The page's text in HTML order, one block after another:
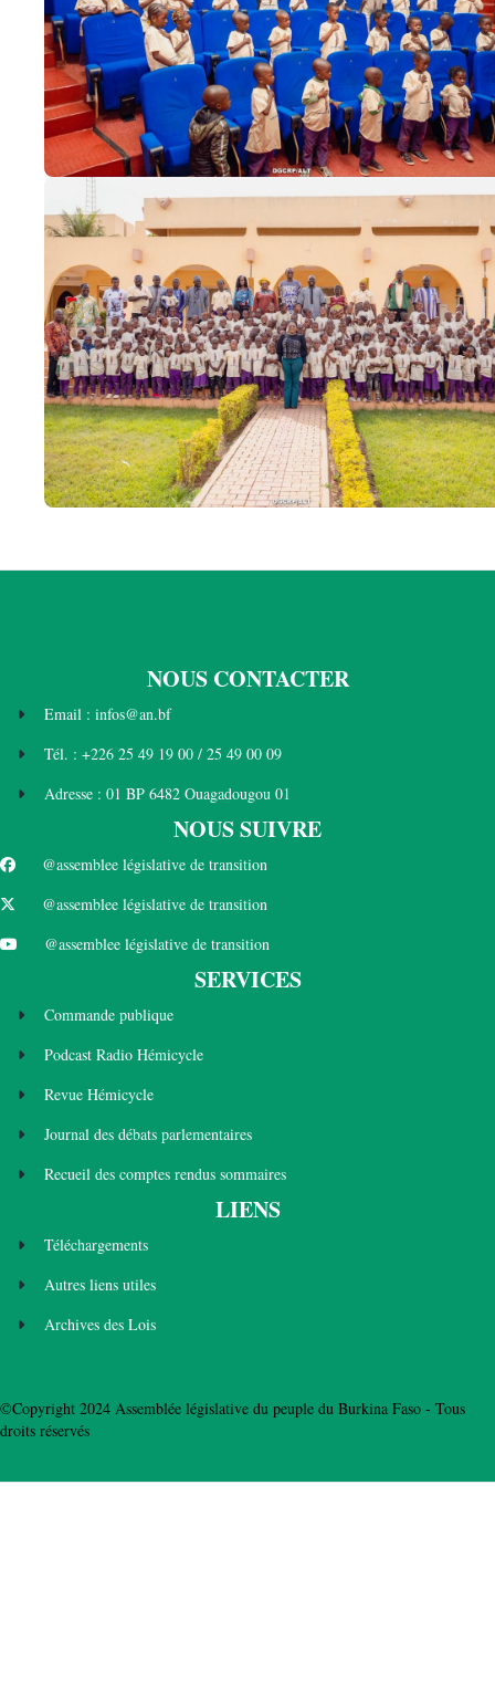
NOUS CONTACTER
Email : infos@an.bf
Tél. : +226 25 49 19 00 / 25 49 00 09
Adresse : 01 BP 6482 Ouagadougou 01
NOUS SUIVRE
@assemblee législative de transition
@assemblee législative de transition
@assemblee législative de transition
SERVICES
Commande publique
Podcast Radio Hémicycle
Revue Hémicycle
Journal des débats parlementaires
Recueil des comptes rendus sommaires
LIENS
Téléchargements
Autres liens utiles
Archives des Lois
©Copyright 2024 Assemblée législative du peuple du Burkina Faso - Tous
droits réservés